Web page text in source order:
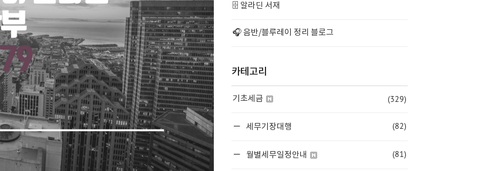
🗄️ 알라딘 서재
🎧 음반/블루레이 정리 블로그
카테고리
기초세금 (329)
세무기장대행 (82)
월별세무일정안내 (81)